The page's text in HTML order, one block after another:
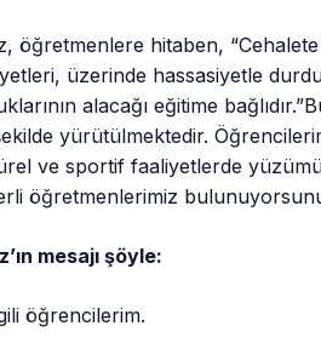
öğretmenlere hitaben,
üzerinde hassasiyetle
alacağı eğitime
yürütülmektedir.
ve sportif faaliyetlerde
öğretmenlerimiz
mesajı şöyle:
öğrencilerim.